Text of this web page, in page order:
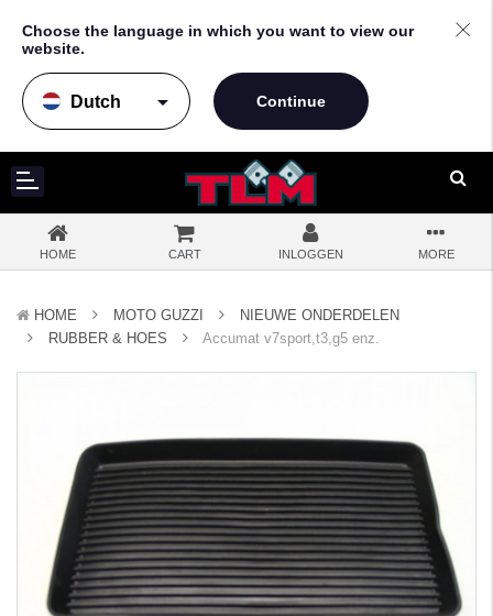
Choose the language in which you want to view our
website.
arrow_drop_down
HOME CART INLOGGEN MORE
HOME MOTO GUZZI
NIEUWE ONDERDELEN
RUBBER & HOES
Accumat v7sport,t3,g5 enz.